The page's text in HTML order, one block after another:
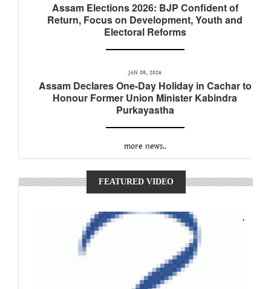
Assam Elections 2026: BJP Confident of
Return, Focus on Development, Youth and
Electoral Reforms
JAN 08, 2026
Assam Declares One-Day Holiday in Cachar to
Honour Former Union Minister Kabindra
Purkayastha
more news..
FEATURED VIDEO
,